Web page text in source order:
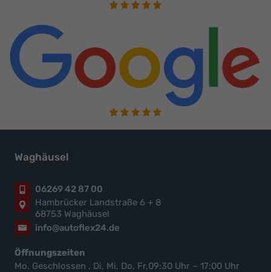
Waghäusel
06269 42 87 00
Hambrücker Landstraße 6 + 8
68753 Waghäusel
info@autoflex24.de
Öffnungszeiten
Mo. Geschlossen , Di, Mi, Do, Fr,09:30 Uhr – 17:00 Uhr